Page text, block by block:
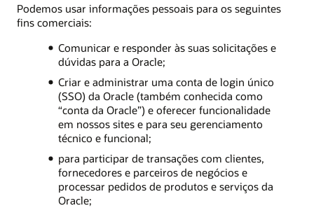
Podemos usar informações pessoais para os seguintes
fins comerciais:
Comunicar e responder às suas solicitações e
dúvidas para a Oracle;
Criar e administrar uma conta de login único
(SSO) da Oracle (também conhecida como
“conta da Oracle”) e oferecer funcionalidade
em nossos sites e para seu gerenciamento
técnico e funcional;
para participar de transações com clientes,
fornecedores e parceiros de negócios e
processar pedidos de produtos e serviços da
Oracle;